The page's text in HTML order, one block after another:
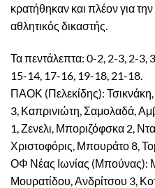
κρατήθηκαν και πλέον για
αθλητικός δικαστής.
Τα πεντάλεπτα: 0-2, 2-3, 2-3,
15-14, 17-16, 19-18, 21-18.
ΠΑΟΚ (Πελεκίδης):
3, Καπρινιώτη, Σαμολαδά,
1, Ζενελι, Μποριζόφσκα 2,
Χριστοφόρις, Μπουράτο 8,
ΟΦ Νέας Ιωνίας (Μπούνας):
Μουρατίδου, Ανδρίτσου 3,